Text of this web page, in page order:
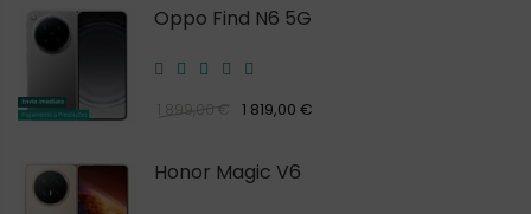
Oppo Find N6 5G
1 899,00 € 1 819,00 €
Honor Magic V6